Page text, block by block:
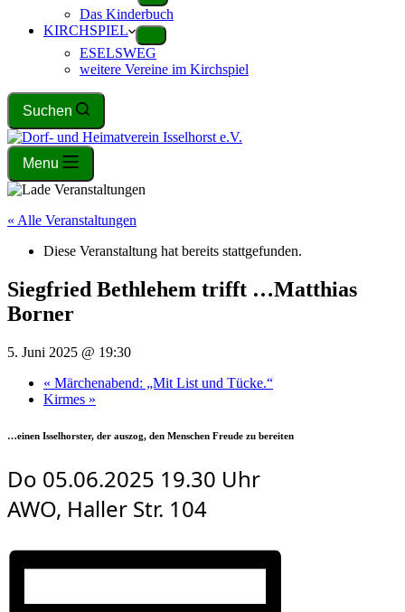
Das Kinderbuch
KIRCHSPIEL
ESELSWEG
weitere Vereine im Kirchspiel
Suchen
Menu
« Alle Veranstaltungen
Diese Veranstaltung hat bereits stattgefunden.
Siegfried Bethlehem trifft …Matthias
Borner
5. Juni 2025 @ 19:30
« Märchenabend: „Mit List und Tücke.“
Kirmes »
…einen Isselhorster, der auszog, den Menschen Freude zu bereiten
Do 05.06.2025 19.30 Uhr
AWO, Haller Str. 104